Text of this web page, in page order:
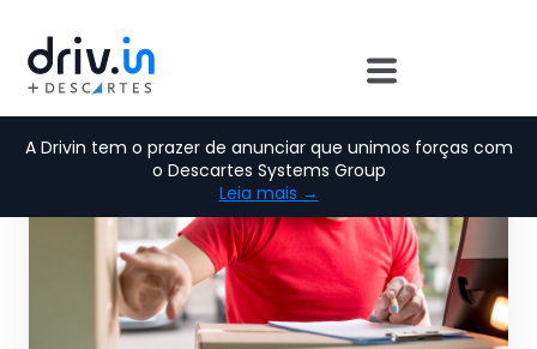
A Drivin tem o prazer de anunciar que unimos forças com
o Descartes Systems Group
Leia mais →